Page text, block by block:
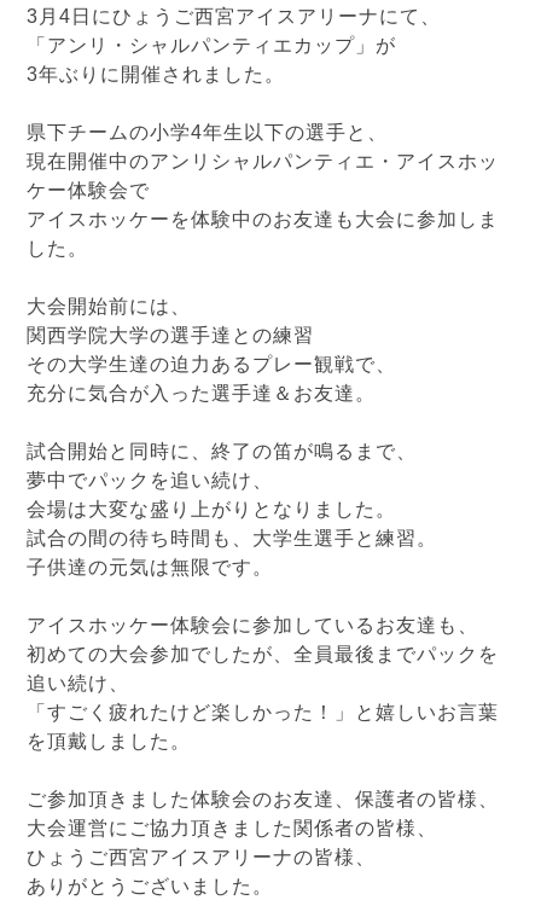
3月4日にひょうご西宮アイスアリーナにて、
「アンリ・シャルパンティエカップ」が
3年ぶりに開催されました。
県下チームの小学4年生以下の選手と、
現在開催中のアンリシャルパンティエ・アイスホッ
ケー体験会で
アイスホッケーを体験中のお友達も大会に参加しま
した。
大会開始前には、
関西学院大学の選手達との練習
その大学生達の迫力あるプレー観戦で、
充分に気合が入った選手達＆お友達。
試合開始と同時に、終了の笛が鳴るまで、
夢中でパックを追い続け、
会場は大変な盛り上がりとなりました。
試合の間の待ち時間も、大学生選手と練習。
子供達の元気は無限です。
アイスホッケー体験会に参加しているお友達も、
初めての大会参加でしたが、全員最後までパックを
追い続け、
「すごく疲れたけど楽しかった！」と嬉しいお言葉
を頂戴しました。
ご参加頂きました体験会のお友達、保護者の皆様、
大会運営にご協力頂きました関係者の皆様、
ひょうご西宮アイスアリーナの皆様、
ありがとうございました。